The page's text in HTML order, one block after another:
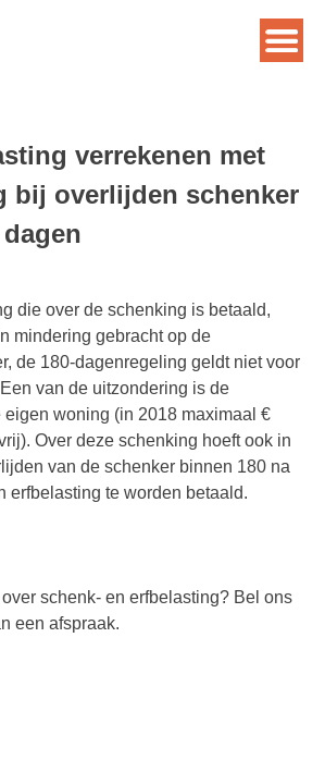
verrekenen met
bij overlijden schenker
die over de schenking is betaald,
mindering gebracht op de
de 180-dagenregeling geldt niet voor
van de uitzondering is de
woning (in 2018 maximaal €
Over deze schenking hoeft ook in
van de schenker binnen 180 na
erfbelasting te worden betaald.
schenk- en erfbelasting? Bel ons
een afspraak.